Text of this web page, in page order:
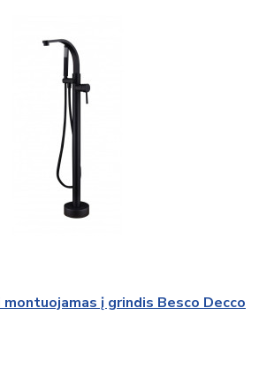
montuojamas į grindis Besco Decco